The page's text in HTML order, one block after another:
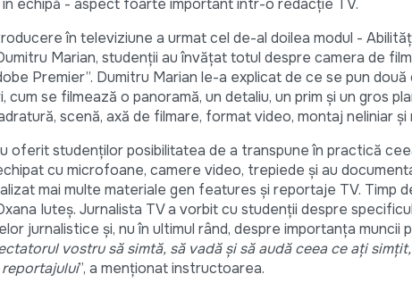
în televiziune a urmat cel de-al doilea modul -
Marian, studenții au învățat totul despre camera de
Premier”. Dumitru Marian le-a explicat de ce se pun două
cum se filmează o panoramă, un detaliu, un prim și un gros
scenă, axă de filmare, format video, montaj neliniar și
oferit studenților posibilitatea de a transpune în practică
cu microfoane, camere video, trepiede și au
mai multe materiale gen features și reportaje TV. Timp
Iuteș. Jurnalista TV a vorbit cu studenții despre
jurnalistice și, nu în ultimul rând, despre importanța muncii
vostru să simtă, să vadă și să audă ceea ce ați
”, a menționat instructoarea.